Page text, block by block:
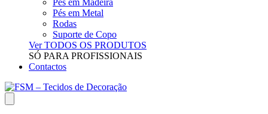
Pés em Madeira
Pés em Metal
Rodas
Suporte de Copo
Ver TODOS OS PRODUTOS
SÓ PARA PROFISSIONAIS
Contactos